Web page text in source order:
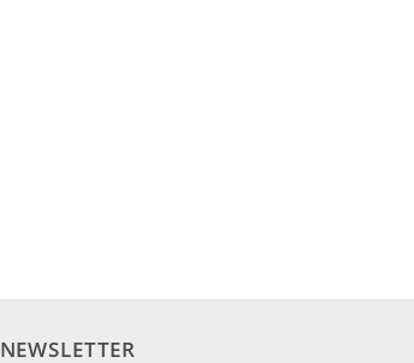
NEWSLETTER